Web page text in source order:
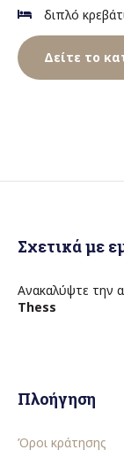
διπλό
Δείτε το
Σχετικά με
Ανακαλύψτε την
Thess
Πλοήγηση
Όροι κράτησης